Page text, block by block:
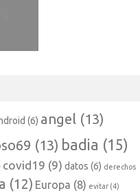
(6) angel (13)
(13) badia (15)
covid19 (9) datos (6) derechos
(12) Europa (8) evitar (4)